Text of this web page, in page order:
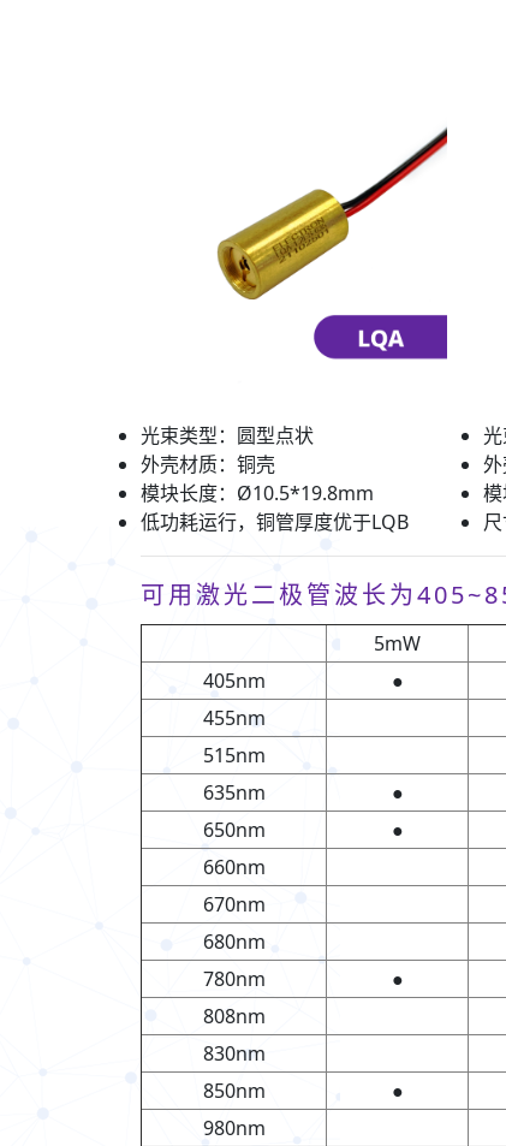
光束类型：圆型点状
外壳材质：铜壳
模块长度：Ø10.5*19.8mm
低功耗运行，铜管厚度优于LQB
可用激光二极管波长为
5mW
405nm
●
455nm
515nm
635nm
●
650nm
●
660nm
670nm
680nm
780nm
●
808nm
830nm
850nm
●
980nm